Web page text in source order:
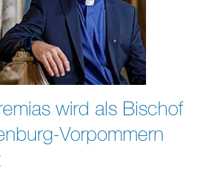
wird als Bischof
Vorpommern